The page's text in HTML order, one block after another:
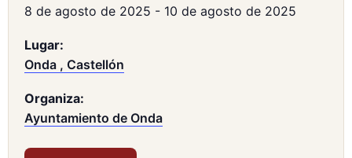
8 de agosto de 2025 - 10 de agosto de 2025
Lugar:
Onda , Castellón
Organiza:
Ayuntamiento de Onda